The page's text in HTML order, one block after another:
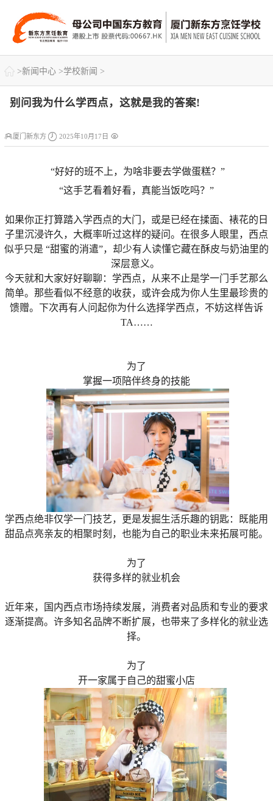
 >新闻中心 >学校新闻 >
别问我为什么学西点，这就是我的答案!
厦门新东方  2025年10月17日 
“好好的班不上，为啥非要去学做蛋糕？”
“这手艺看着好看，真能当饭吃吗？”
如果你正打算踏入学西点的大门，或是已经在揉面、裱花的日
子里沉浸许久，大概率听过这样的疑问。在很多人眼里，西点
似乎只是 “甜蜜的消遣”，却少有人读懂它藏在酥皮与奶油里的
深层意义。
今天就和大家好好聊聊：学西点，从来不止是学一门手艺那么
简单。那些看似不经意的收获，或许会成为你人生里最珍贵的
馈赠。下次再有人问起你为什么选择学西点，不妨这样告诉
TA……
为了
掌握一项陪伴终身的技能
学西点绝非仅学一门技艺，更是发掘生活乐趣的钥匙：既能用
甜品点亮亲友的相聚时刻，也能为自己的职业未来拓展可能。
为了
获得多样的就业机会
近年来，国内西点市场持续发展，消费者对品质和专业的要求
逐渐提高。许多知名品牌不断扩展，也带来了多样化的就业选
择。
为了
开一家属于自己的甜蜜小店